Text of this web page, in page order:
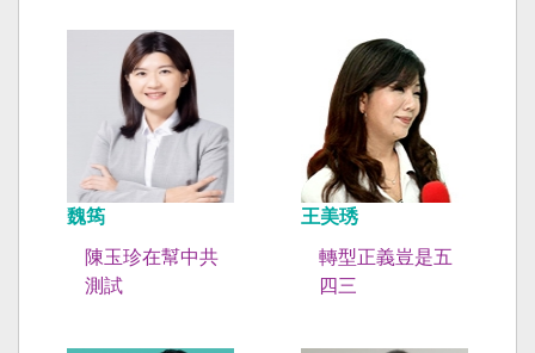
魏筠
陳玉珍在幫中共
測試
王美琇
轉型正義豈是五
四三